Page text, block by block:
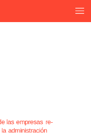
las empresas re-
la administración